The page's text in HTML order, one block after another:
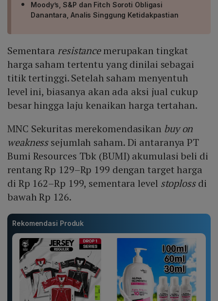
Moody’s, S&P dan Fitch Soroti Obligasi
Danantara, Analis Singgung Ketidakpastian
Sementara resistancemerupakan tingkat
harga saham tertentu yang dinilai sebagai
titik tertinggi. Setelah saham menyentuh
level ini, biasanya akan ada aksi jual cukup
besar hingga laju kenaikan harga tertahan.
MNC Sekuritas merekomendasikan buy on
weaknesssejumlah saham. Di antaranya PT
Bumi Resources Tbk (BUMI) akumulasi beli di
rentang Rp 129–Rp 199 dengan target harga
di Rp 162–Rp 199, sementara level stoplossdi
bawah Rp 126.
Rekomendasi Produk